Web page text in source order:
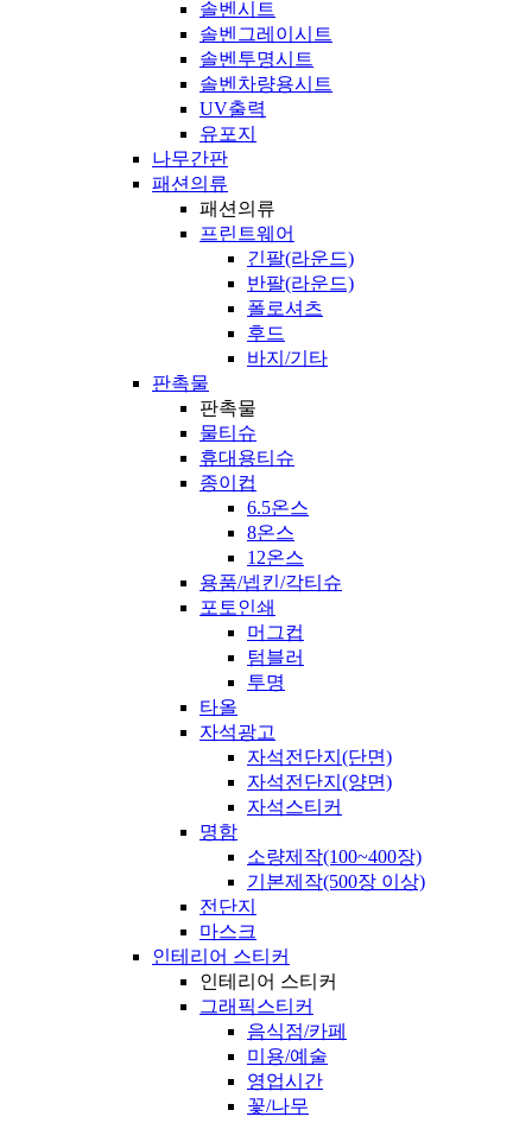
솔벤시트
솔벤그레이시트
솔벤투명시트
솔벤차량용시트
UV출력
유포지
나무간판
패션의류
패션의류
프린트웨어
긴팔(라운드)
반팔(라운드)
폴로셔츠
후드
바지/기타
판촉물
판촉물
물티슈
휴대용티슈
종이컵
6.5온스
8온스
12온스
용품/넵킨/각티슈
포토인쇄
머그컵
텀블러
투명
타올
자석광고
자석전단지(단면)
자석전단지(양면)
자석스티커
명함
소량제작(100~400장)
기본제작(500장 이상)
전단지
마스크
인테리어 스티커
인테리어 스티커
그래픽스티커
음식점/카페
미용/예술
영업시간
꽃/나무